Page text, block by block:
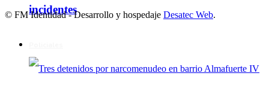
incidentes
© FM Identidad - Desarrollo y hospedaje Desatec Web.